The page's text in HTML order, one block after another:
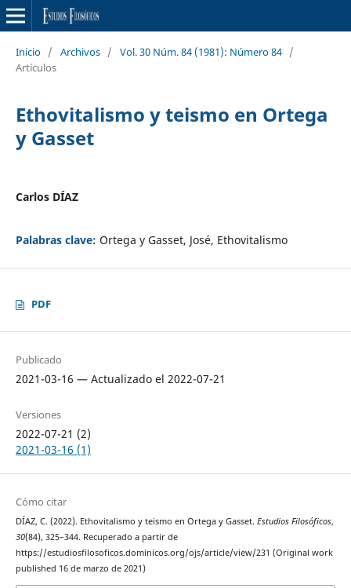
Inicio / Archivos / Vol. 30 Núm. 84 (1981): Número 84 /
Artículos
Ethovitalismo y teismo en Ortega
y Gasset
Carlos DÍAZ
Palabras clave: Ortega y Gasset, José, Ethovitalismo
PDF
Publicado
2021-03-16 — Actualizado el 2022-07-21
Versiones
2022-07-21 (2)
2021-03-16 (1)
Cómo citar
DÍAZ, C. (2022). Ethovitalismo y teismo en Ortega y Gasset. Estudios Filosóficos,
30(84), 325–344. Recuperado a partir de
https://estudiosfilosoficos.dominicos.org/ojs/article/view/231 (Original work
published 16 de marzo de 2021)